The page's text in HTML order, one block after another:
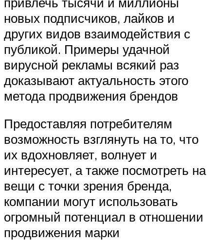
новых подписчиков, лайков и
других видов взаимодействия с
публикой. Примеры удачной
вирусной рекламы всякий раз
доказывают актуальность этого
метода продвижения брендов
Предоставляя потребителям
возможность взглянуть на то, что
их вдохновляет, волнует и
интересует, а также посмотреть на
вещи с точки зрения бренда,
компании могут использовать
огромный потенциал в отношении
продвижения марки